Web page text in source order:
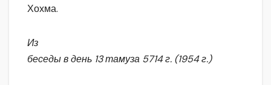
Хохма.
Из
беседы в день 13 тамуза 5714 г. (1954 г.)